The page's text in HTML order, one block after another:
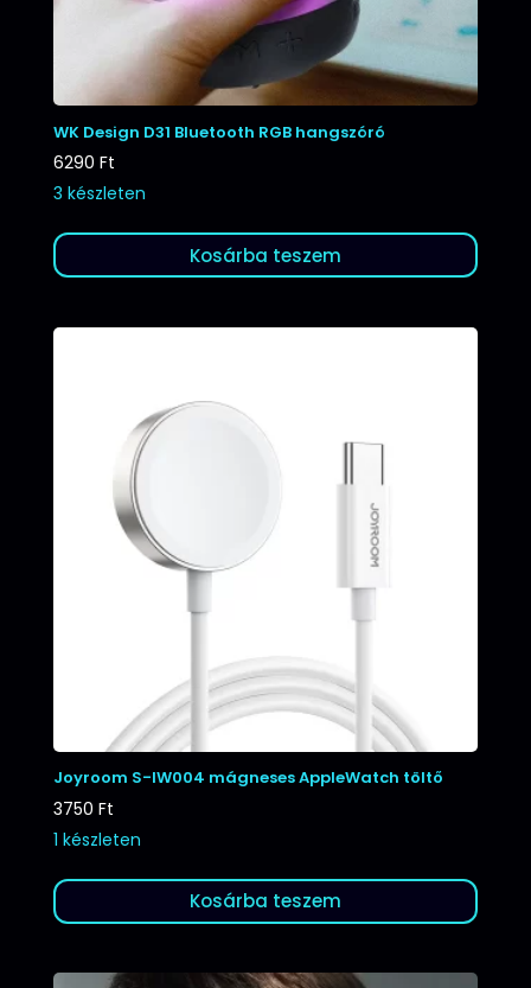
WK Design D31 Bluetooth RGB hangszóró
6290 Ft
3 készleten
Kosárba teszem
Joyroom S-IW004 mágneses AppleWatch töltő
3750 Ft
1 készleten
Kosárba teszem